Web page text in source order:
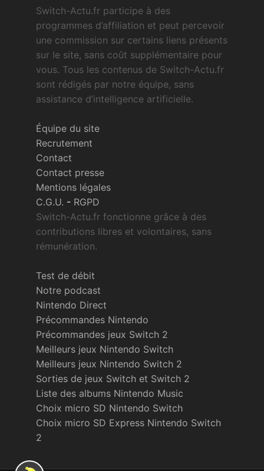
Switch-Actu.fr participe à des
programmes d’affiliation et peut percevoir
une commission sur certains liens présents
sur le site, sans coût supplémentaire pour
vous. Tous les contenus de Switch-Actu.fr
sont rédigés par notre équipe, sans
assistance d’intelligence artificielle.
Équipe du site
Recrutement
Contact
Contact presse
Mentions légales
C.G.U. - RGPD
Switch-Actu.fr fonctionne grâce à des
contributions libres et volontaires, sans
rémunération.
Test de débit
Notre podcast
Nintendo Direct
Précommandes Nintendo
Précommandes jeux Switch 2
Meilleurs jeux Nintendo Switch
Meilleurs jeux Nintendo Switch 2
Sorties de jeux Switch et Switch 2
Liste des albums Nintendo Music
Choix micro SD Nintendo Switch
Choix micro SD Express Nintendo Switch
2